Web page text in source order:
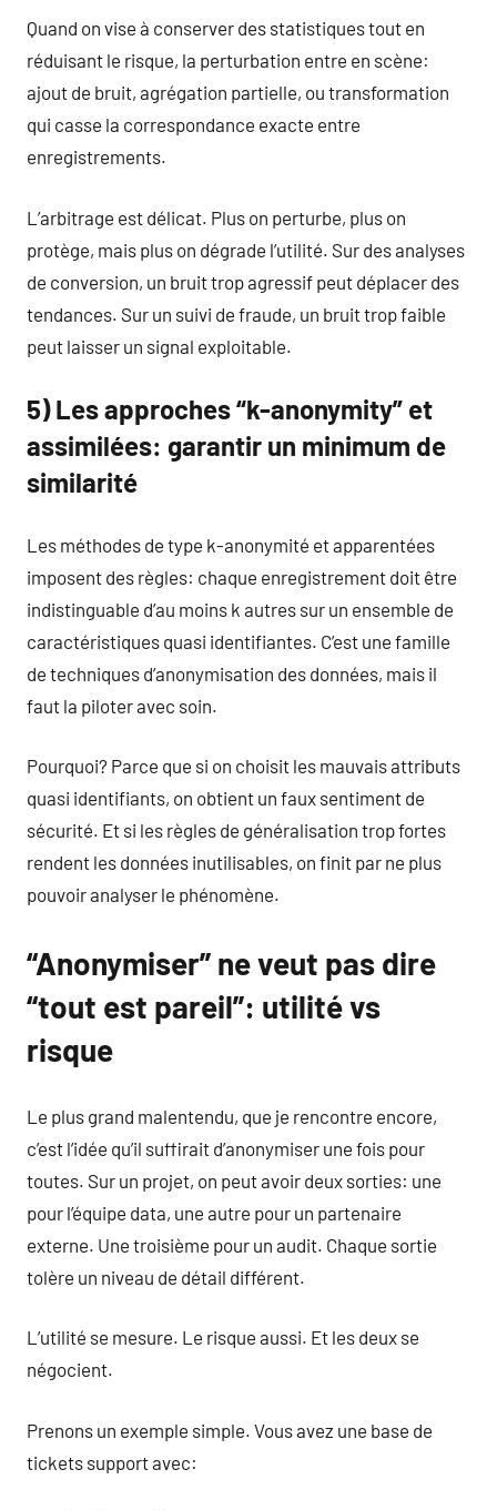
Quand on vise à conserver des statistiques tout en
réduisant le risque, la perturbation entre en scène:
ajout de bruit, agrégation partielle, ou transformation
qui casse la correspondance exacte entre
enregistrements.
L’arbitrage est délicat. Plus on perturbe, plus on
protège, mais plus on dégrade l’utilité. Sur des analyses
de conversion, un bruit trop agressif peut déplacer des
tendances. Sur un suivi de fraude, un bruit trop faible
peut laisser un signal exploitable.
5) Les approches “k-anonymity” et
assimilées: garantir un minimum de
similarité
Les méthodes de type k-anonymité et apparentées
imposent des règles: chaque enregistrement doit être
indistinguable d’au moins k autres sur un ensemble de
caractéristiques quasi identifiantes. C’est une famille
de techniques d’anonymisation des données, mais il
faut la piloter avec soin.
Pourquoi? Parce que si on choisit les mauvais attributs
quasi identifiants, on obtient un faux sentiment de
sécurité. Et si les règles de généralisation trop fortes
rendent les données inutilisables, on finit par ne plus
pouvoir analyser le phénomène.
“Anonymiser” ne veut pas dire
“tout est pareil”: utilité vs
risque
Le plus grand malentendu, que je rencontre encore,
c’est l’idée qu’il suffirait d’anonymiser une fois pour
toutes. Sur un projet, on peut avoir deux sorties: une
pour l’équipe data, une autre pour un partenaire
externe. Une troisième pour un audit. Chaque sortie
tolère un niveau de détail différent.
L’utilité se mesure. Le risque aussi. Et les deux se
négocient.
Prenons un exemple simple. Vous avez une base de
tickets support avec: